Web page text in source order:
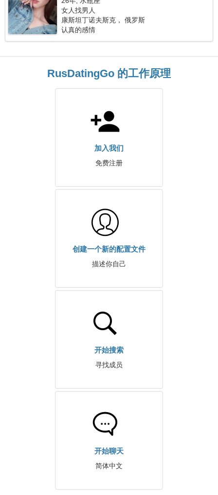
女人找男人
康斯坦丁诺夫斯克， 俄罗斯
认真的感情
RusDatingGo 的工作原理
加入我们
免费注册
创建一个新的配置文件
描述你自己
开始搜索
寻找成员
开始聊天
简体中文